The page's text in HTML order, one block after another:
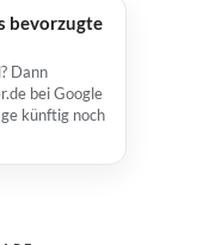
bevorzugte
Dann
bei Google
künftig noch